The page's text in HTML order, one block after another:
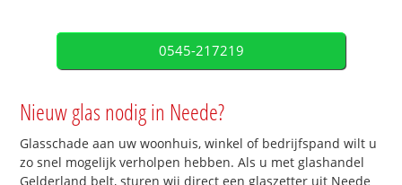
0545-217219
Nieuw glas nodig in Neede?
Glasschade aan uw woonhuis, winkel of bedrijfspand wilt u
zo snel mogelijk verholpen hebben. Als u met glashandel
Gelderland belt, sturen wij direct een glaszetter uit Neede